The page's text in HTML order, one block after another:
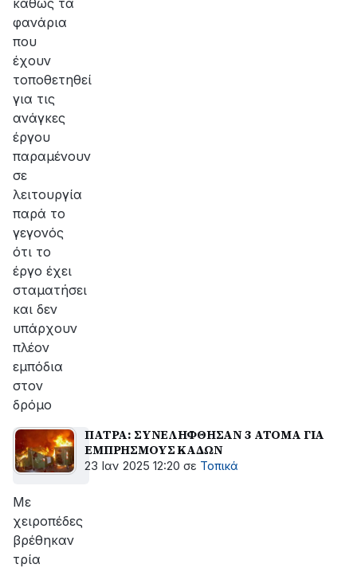
καθώς τα
φανάρια
που
έχουν
τοποθετηθεί
για τις
ανάγκες
έργου
παραμένουν
σε
λειτουργία
παρά το
γεγονός
ότι το
έργο έχει
σταματήσει
και δεν
υπάρχουν
πλέον
εμπόδια
στον
δρόμο
ΠΑΤΡΑ: ΣΥΝΕΛΗΦΘΗΣΑΝ 3 ΑΤΟΜΑ ΓΙΑ
ΕΜΠΡΗΣΜΟΥΣ ΚΑΔΩΝ
23 Ιαν 2025 12:20 σε Τοπικά
Με
χειροπέδες
βρέθηκαν
τρία